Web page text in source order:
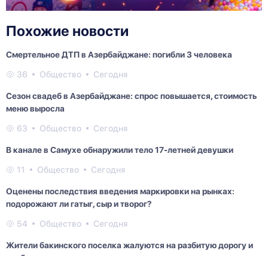
Похожие новости
Смертельное ДТП в Азербайджане: погибли 3 человека
36 Общество Сегодня
Сезон свадеб в Азербайджане: спрос повышается, стоимость
меню выросла
63 Общество Сегодня
В канале в Самухе обнаружили тело 17-летней девушки
11 Общество Сегодня
Оценены последствия введения маркировки на рынках:
подорожают ли гатыг, сыр и творог?
54 Общество Сегодня
Жители бакинского поселка жалуются на разбитую дорогу и